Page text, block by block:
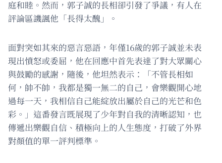
庭和睦。然而，郭子誠的長相卻引發了爭議，有人在
評論區譏諷他「長得太醜」。
面對突如其來的惡言惡語，年僅16歲的郭子誠並未表
現出憤怒或委屈，他在回應中首先表達了對大眾關心
與鼓勵的感謝，隨後，他坦然表示：「不管長相如
何，帥不帥，我都是獨一無二的自己，會樂觀開心地
過每一天，我相信自己能綻放出屬於自己的光芒和色
彩。」這番發言既展現了少年對自我的清晰認知，也
傳遞出樂觀自信、積極向上的人生態度，打破了外界
對顏值的單一評判標準。